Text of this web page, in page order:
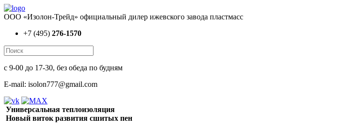
ООО «Изолон-Трейд» официальный дилер ижевского завода пластмасс
+7 (495) 276-1570
с 9-00 до 17-30, без обеда по будням
E-mail: isolon777@gmail.com
Универсальная теплоизоляция
Новый виток развития сшитых пен